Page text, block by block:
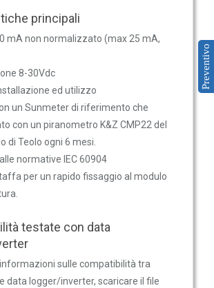
principali
mA non normalizzato (max 25 mA,
8-30Vdc
ed utilizzo
un Sunmeter di riferimento che
con un piranometro K&Z CMP22 del
di Teolo ogni 6 mesi.
normative IEC 60904
per un rapido fissaggio al modulo
testate con data
sulle compatibilità tra
data logger/inverter, scaricare il file
Organici Volatili
PM
ambiente
da canale
Preventivo